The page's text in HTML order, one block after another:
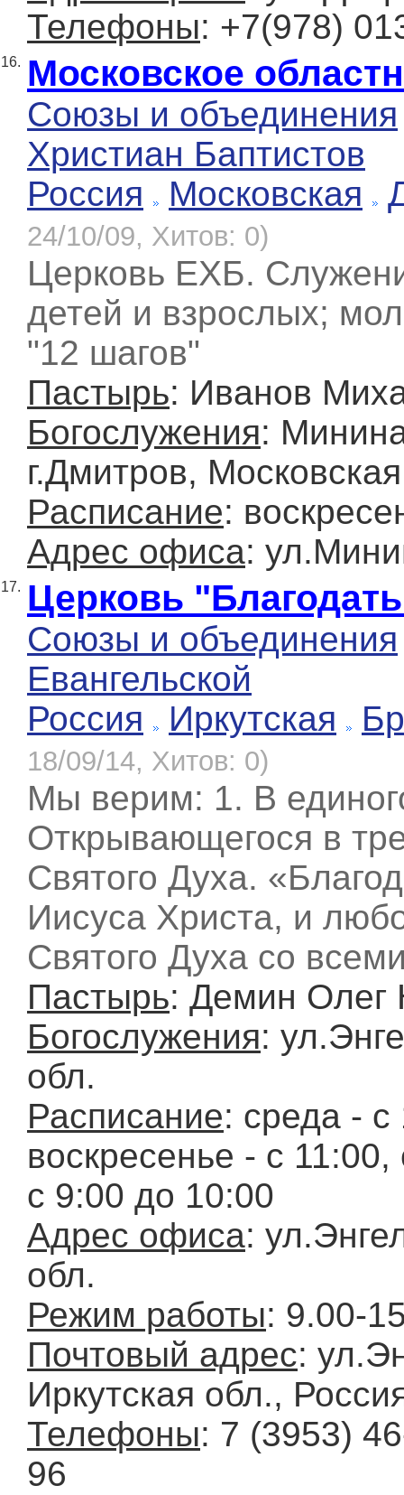
Телефоны: +7(978)
16. Московское
Союзы и объединения
Христиан Баптистов
Россия
Московская
24/10/09, Хитов: 0)
Церковь ЕХБ.
детей и взрослых;
"12 шагов"
Пастырь: Иванов
Богослужения:
г.Дмитров,
Расписание:
Адрес офиса:
17. Церковь
Союзы и объединения
Евангельской
Россия
Иркутская
18/09/14, Хитов: 0)
Мы верим: 1. В
Открывающегося в
Святого Духа.
Иисуса Христа, и
Святого Духа со
Пастырь: Демин Олег
Богослужения:
обл.
Расписание: среда - с
воскресенье - с
с 9:00 до 10:00
Адрес офиса:
обл.
Режим работы: 9.00-
Почтовый адрес:
Иркутская обл.,
Телефоны: 7 (3953)
96